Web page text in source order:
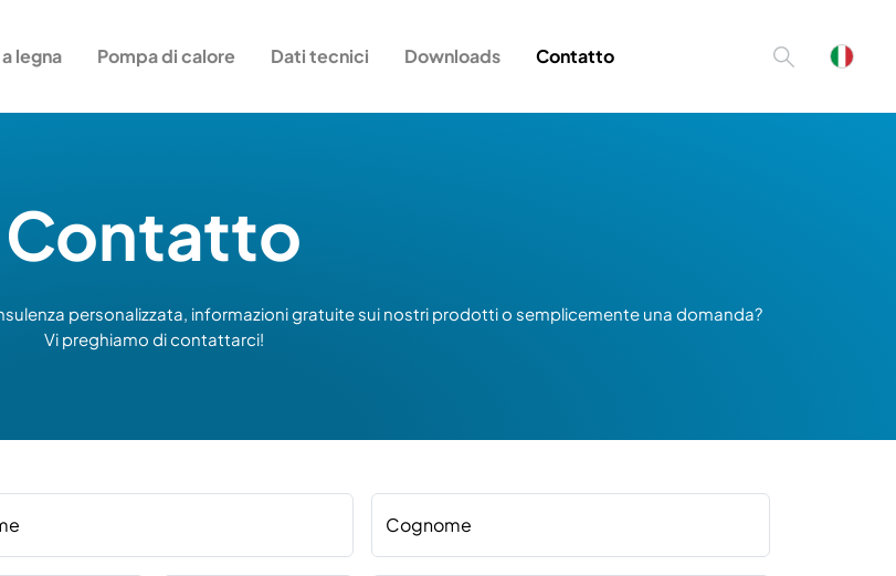
legna Pompa di calore Dati tecnici Downloads Contatto
Contatto
personalizzata, informazioni gratuite sui nostri prodotti o semplicemente una domanda?
Vi preghiamo di contattarci!
Cognome